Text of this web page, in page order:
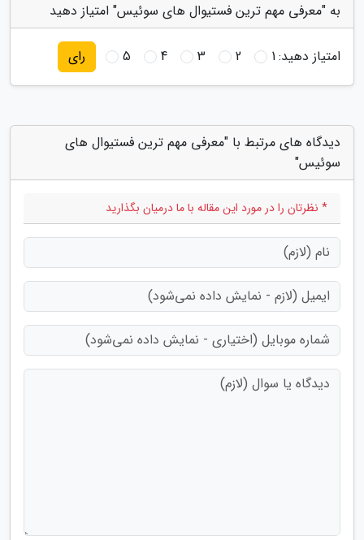
به "معرفی مهم ترین فستیوال های سوئیس" امتیاز دهید
امتیاز دهید:1
2
3
4
5 رای
دیدگاه های مرتبط با "معرفی مهم ترین فستیوال های
سوئیس"
* نظرتان را در مورد این مقاله با ما درمیان بگذارید